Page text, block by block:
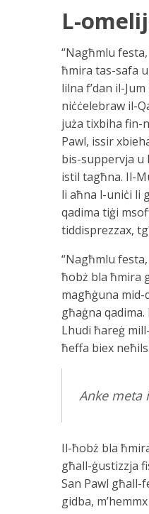
L-
“Nagħmlu
ħmira tas-safa
lilna f’dan il-
niċċelebraw il-
juża tixbiha fin-
Pawl, issir
bis-suppervja u
istil tagħna. Il-
li aħna l-uniċi li
qadima tiġi
tiddisprezzax,
“Nagħmlu
ħobż bla ħmira
magħġuna
għaġna
Lhudi ħareġ
ħeffa biex
Anke meta
Il-ħobż bla
għall-ġustizzja
San Pawl għall-
gidba,